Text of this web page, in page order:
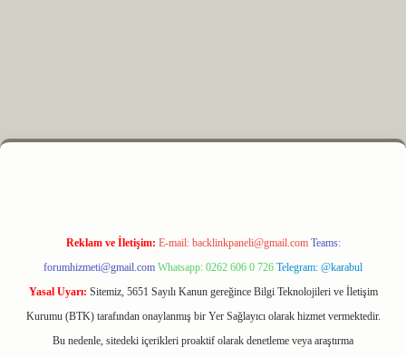
Reklam ve İletişim: E-mail: backlinkpaneli@gmail.com Teams:
forumhizmeti@gmail.com Whatsapp: 0262 606 0 726 Telegram: @karabul
Yasal Uyarı: Sitemiz, 5651 Sayılı Kanun gereğince Bilgi Teknolojileri ve İletişim
Kurumu (BTK) tarafından onaylanmış bir Yer Sağlayıcı olarak hizmet vermektedir.
Bu nedenle, sitedeki içerikleri proaktif olarak denetleme veya araştırma